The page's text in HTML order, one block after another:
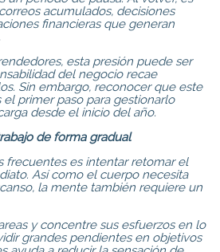
acumulados, decisiones
financieras que generan
esta presión puede ser
del negocio recae
Sin embargo, reconocer que este
primer paso para gestionarlo
desde el inicio del año.
de forma gradual
frecuentes es intentar retomar el
Así como el cuerpo necesita
la mente también requiere un
y concentre sus esfuerzos en lo
grandes pendientes en objetivos